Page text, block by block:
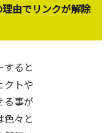
由でリンクが解除
ると
クトや
る事が
々と